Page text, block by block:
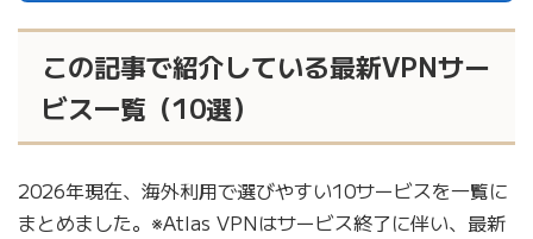
この記事で紹介している最新VPNサー
ビス一覧（10選）
2026年現在、海外利用で選びやすい10サービスを一覧に
まとめました。※Atlas VPNはサービス終了に伴い、最新